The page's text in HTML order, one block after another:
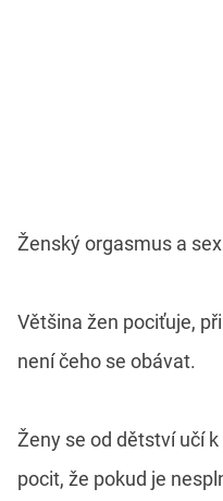
Ženský orgasmus a
Většina žen pociťuje,
není čeho se obávat.
Ženy se od dětství učí
pocit, že pokud je